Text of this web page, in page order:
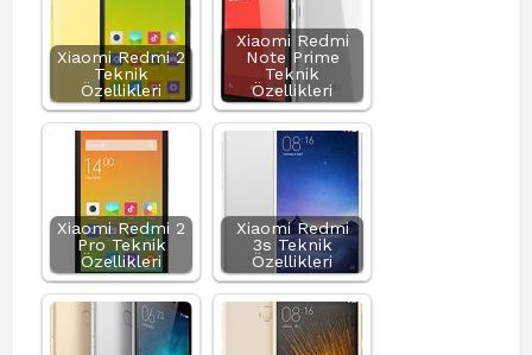
Xiaomi Redmi 2
Teknik
Özellikleri
Xiaomi Redmi
Note Prime
Teknik
Özellikleri
Xiaomi Redmi 2
Pro Teknik
Özellikleri
Xiaomi Redmi
3s Teknik
Özellikleri